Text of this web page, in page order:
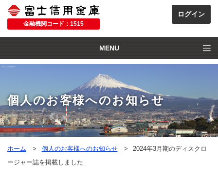
金融機関コード：1515
MENU
個人のお客様へのお知らせ
ホーム 個人のお客様へのお知らせ
2024年3月期のディスクロ
ージャー誌を掲載しました